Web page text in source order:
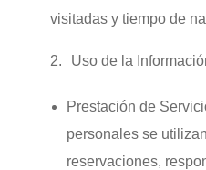
visitadas y tiempo de
Uso de la
Prestación de
personales se
reservaciones,